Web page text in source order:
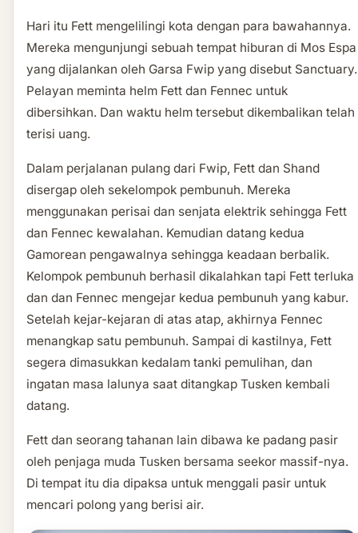
Hari itu Fett mengelilingi kota dengan para bawahannya.
Mereka mengunjungi sebuah tempat hiburan di Mos Espa
yang dijalankan oleh Garsa Fwip yang disebut Sanctuary.
Pelayan meminta helm Fett dan Fennec untuk
dibersihkan. Dan waktu helm tersebut dikembalikan telah
terisi uang.
Dalam perjalanan pulang dari Fwip, Fett dan Shand
disergap oleh sekelompok pembunuh. Mereka
menggunakan perisai dan senjata elektrik sehingga Fett
dan Fennec kewalahan. Kemudian datang kedua
Gamorean pengawalnya sehingga keadaan berbalik.
Kelompok pembunuh berhasil dikalahkan tapi Fett terluka
dan dan Fennec mengejar kedua pembunuh yang kabur.
Setelah kejar-kejaran di atas atap, akhirnya Fennec
menangkap satu pembunuh. Sampai di kastilnya, Fett
segera dimasukkan kedalam tanki pemulihan, dan
ingatan masa lalunya saat ditangkap Tusken kembali
datang.
Fett dan seorang tahanan lain dibawa ke padang pasir
oleh penjaga muda Tusken bersama seekor massif-nya.
Di tempat itu dia dipaksa untuk menggali pasir untuk
mencari polong yang berisi air.